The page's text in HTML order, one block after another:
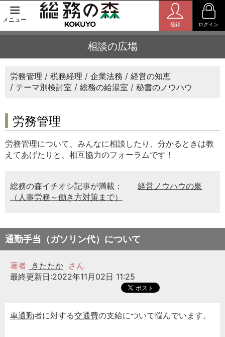
メニュー
登録 ログイン
相談の広場
労務管理 税務経理 企業法務
経営の知恵
テーマ別検討室
総務の給湯室 秘書のノウハウ
労務管理
労務管理について、みんなに相談したり、分かるときは教
えてあげたりと、相互協力のフォーラムです！
総務の森イチオシ記事が満載：
経営ノウハウの泉
（人事労務～働き方対策まで）
通勤手当（ガソリン代）について
著者 きたたか さん
最終更新日:2022年11月02日 11:25
車通勤者に対する交通費の支給について悩んでいます。